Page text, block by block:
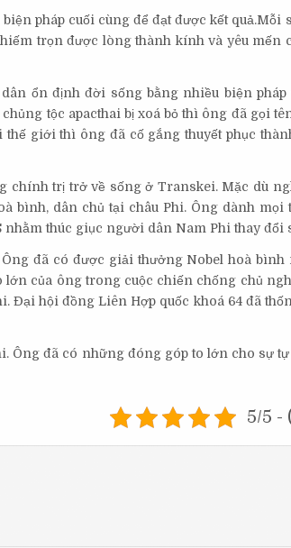
pháp cuối cùng để đạt được kết
trọn được lòng thành kính và yêu mến
ổn định đời sống bằng nhiều biện pháp
tộc apacthai bị xoá bỏ thì ông đã gọi
giới thì ông đã cố gắng thuyết phục
chính trị trở về sống ở Transkei. Mặc dù
bình, dân chủ tại châu Phi. Ông dành
thúc giục người dân Nam Phi thay đổi
đã có được giải thưởng Nobel hoà bình
của ông trong cuộc chiến chống chủ
hội đồng Liên Hợp quốc khoá 64 đã
Ông đã có những đóng góp to lớn cho sự
5/5 -